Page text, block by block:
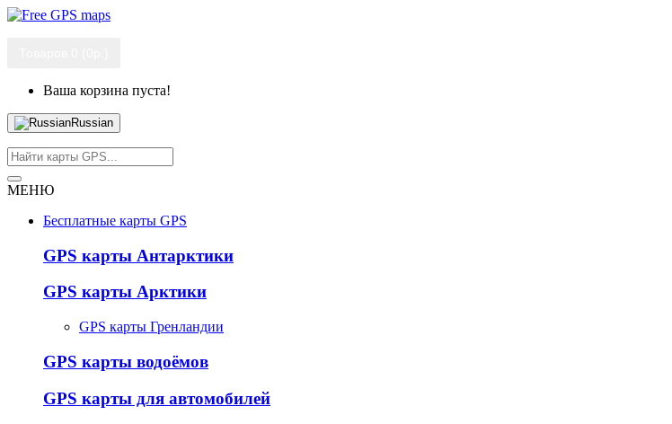
Ваша корзина пуста!
Russian
МЕНЮ
Бесплатные карты GPS
GPS карты Антарктики
GPS карты Арктики
GPS карты Гренландии
GPS карты водоёмов
GPS карты для автомобилей